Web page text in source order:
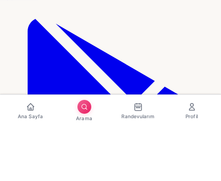
Ana Sayfa Arama Randevularım Profil